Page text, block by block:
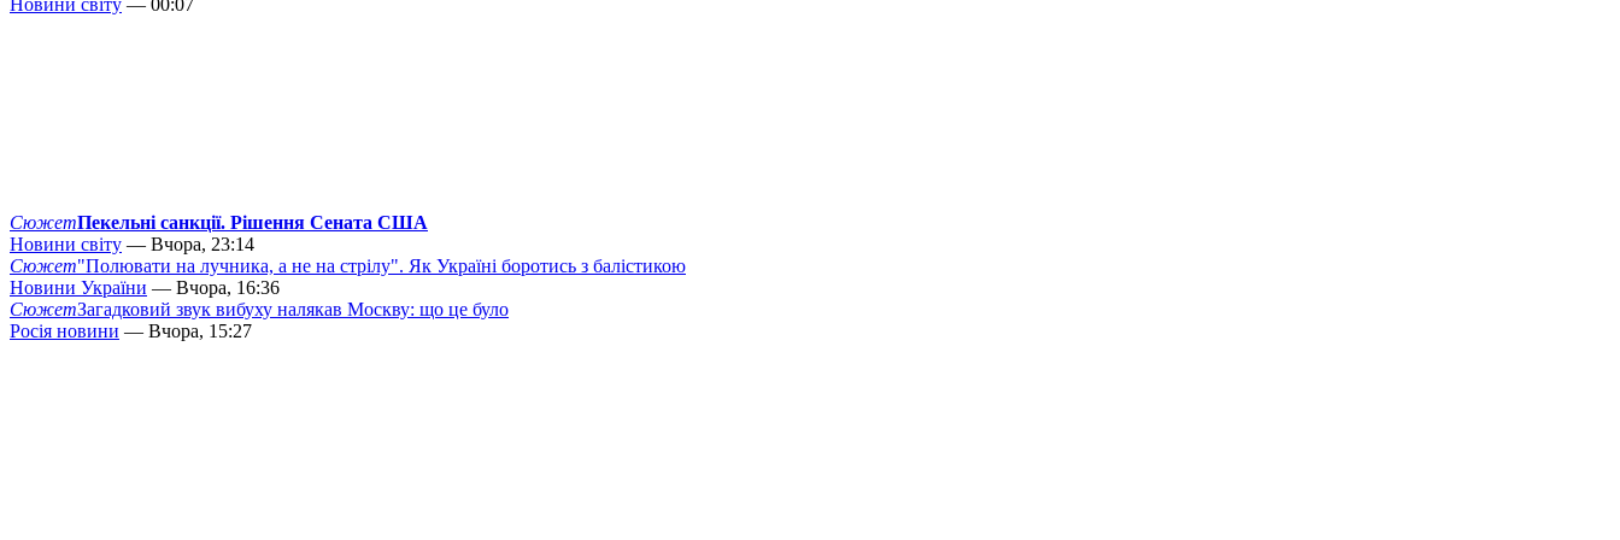
Новини світу — 00:07
СюжетПекельні санкції. Рішення Сената США
Новини світу — Вчора, 23:14
Сюжет"Полювати на лучника, а не на стрілу". Як Україні боротись з балістикою
Новини України — Вчора, 16:36
СюжетЗагадковий звук вибуху налякав Москву: що це було
Росія новини — Вчора, 15:27